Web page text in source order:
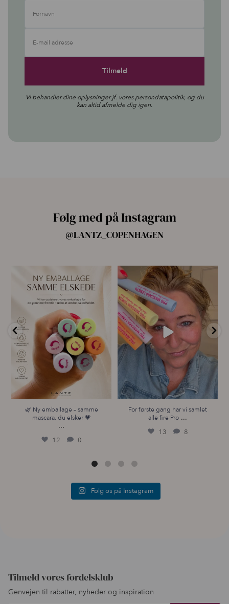
Fornavn
E-mail adresse
Vi behandler dine oplysninger jf. vorespersondatapolitik, og du
kan altid afmelde dig igen.
Følg med på Instagram
@LANTZ_COPENHAGEN
🌿 Ny emballage – samme
mascara, du elsker 💗
...
12
🌿 Ny emballage – samme
mascara, du elsker 💗
...
12 0
For første gang har vi samlet
alle fire Pro...
13
For første gang har vi samlet
alle fire Pro ...
13 8
Følg os på Instagram
Tilmeld vores fordelsklub
Genvejen til rabatter, nyheder og inspiration